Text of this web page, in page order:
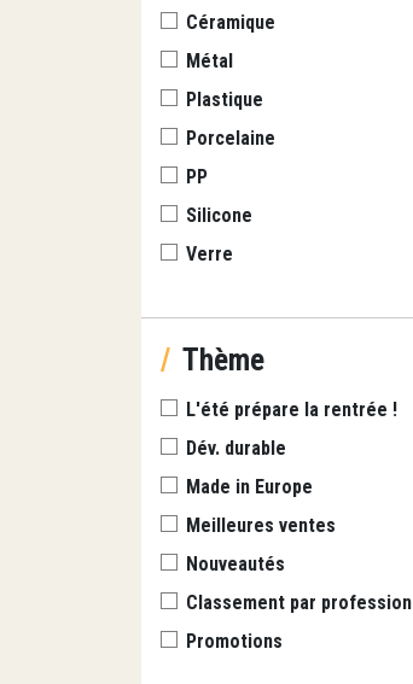
Céramique
Métal
Plastique
Porcelaine
PP
Silicone
Verre
/ Thème
L'été prépare la rentrée !
Dév. durable
Made in Europe
Meilleures ventes
Nouveautés
Classement par profession
Promotions